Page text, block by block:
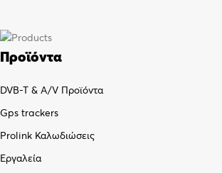
Προϊόντα
DVB-T & A/V Προϊόντα
Gps trackers
Prolink Καλωδιώσεις
Εργαλεία